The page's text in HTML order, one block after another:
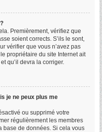
Premièrement, vérifiez que
soient corrects. S’ils le sont,
vérifier que vous n’avez pas
propriétaire du site Internet ait
qu’il devra la corriger.
je ne peux plus me
ou supprimé votre
régulièrement les membres
base de données. Si cela vous